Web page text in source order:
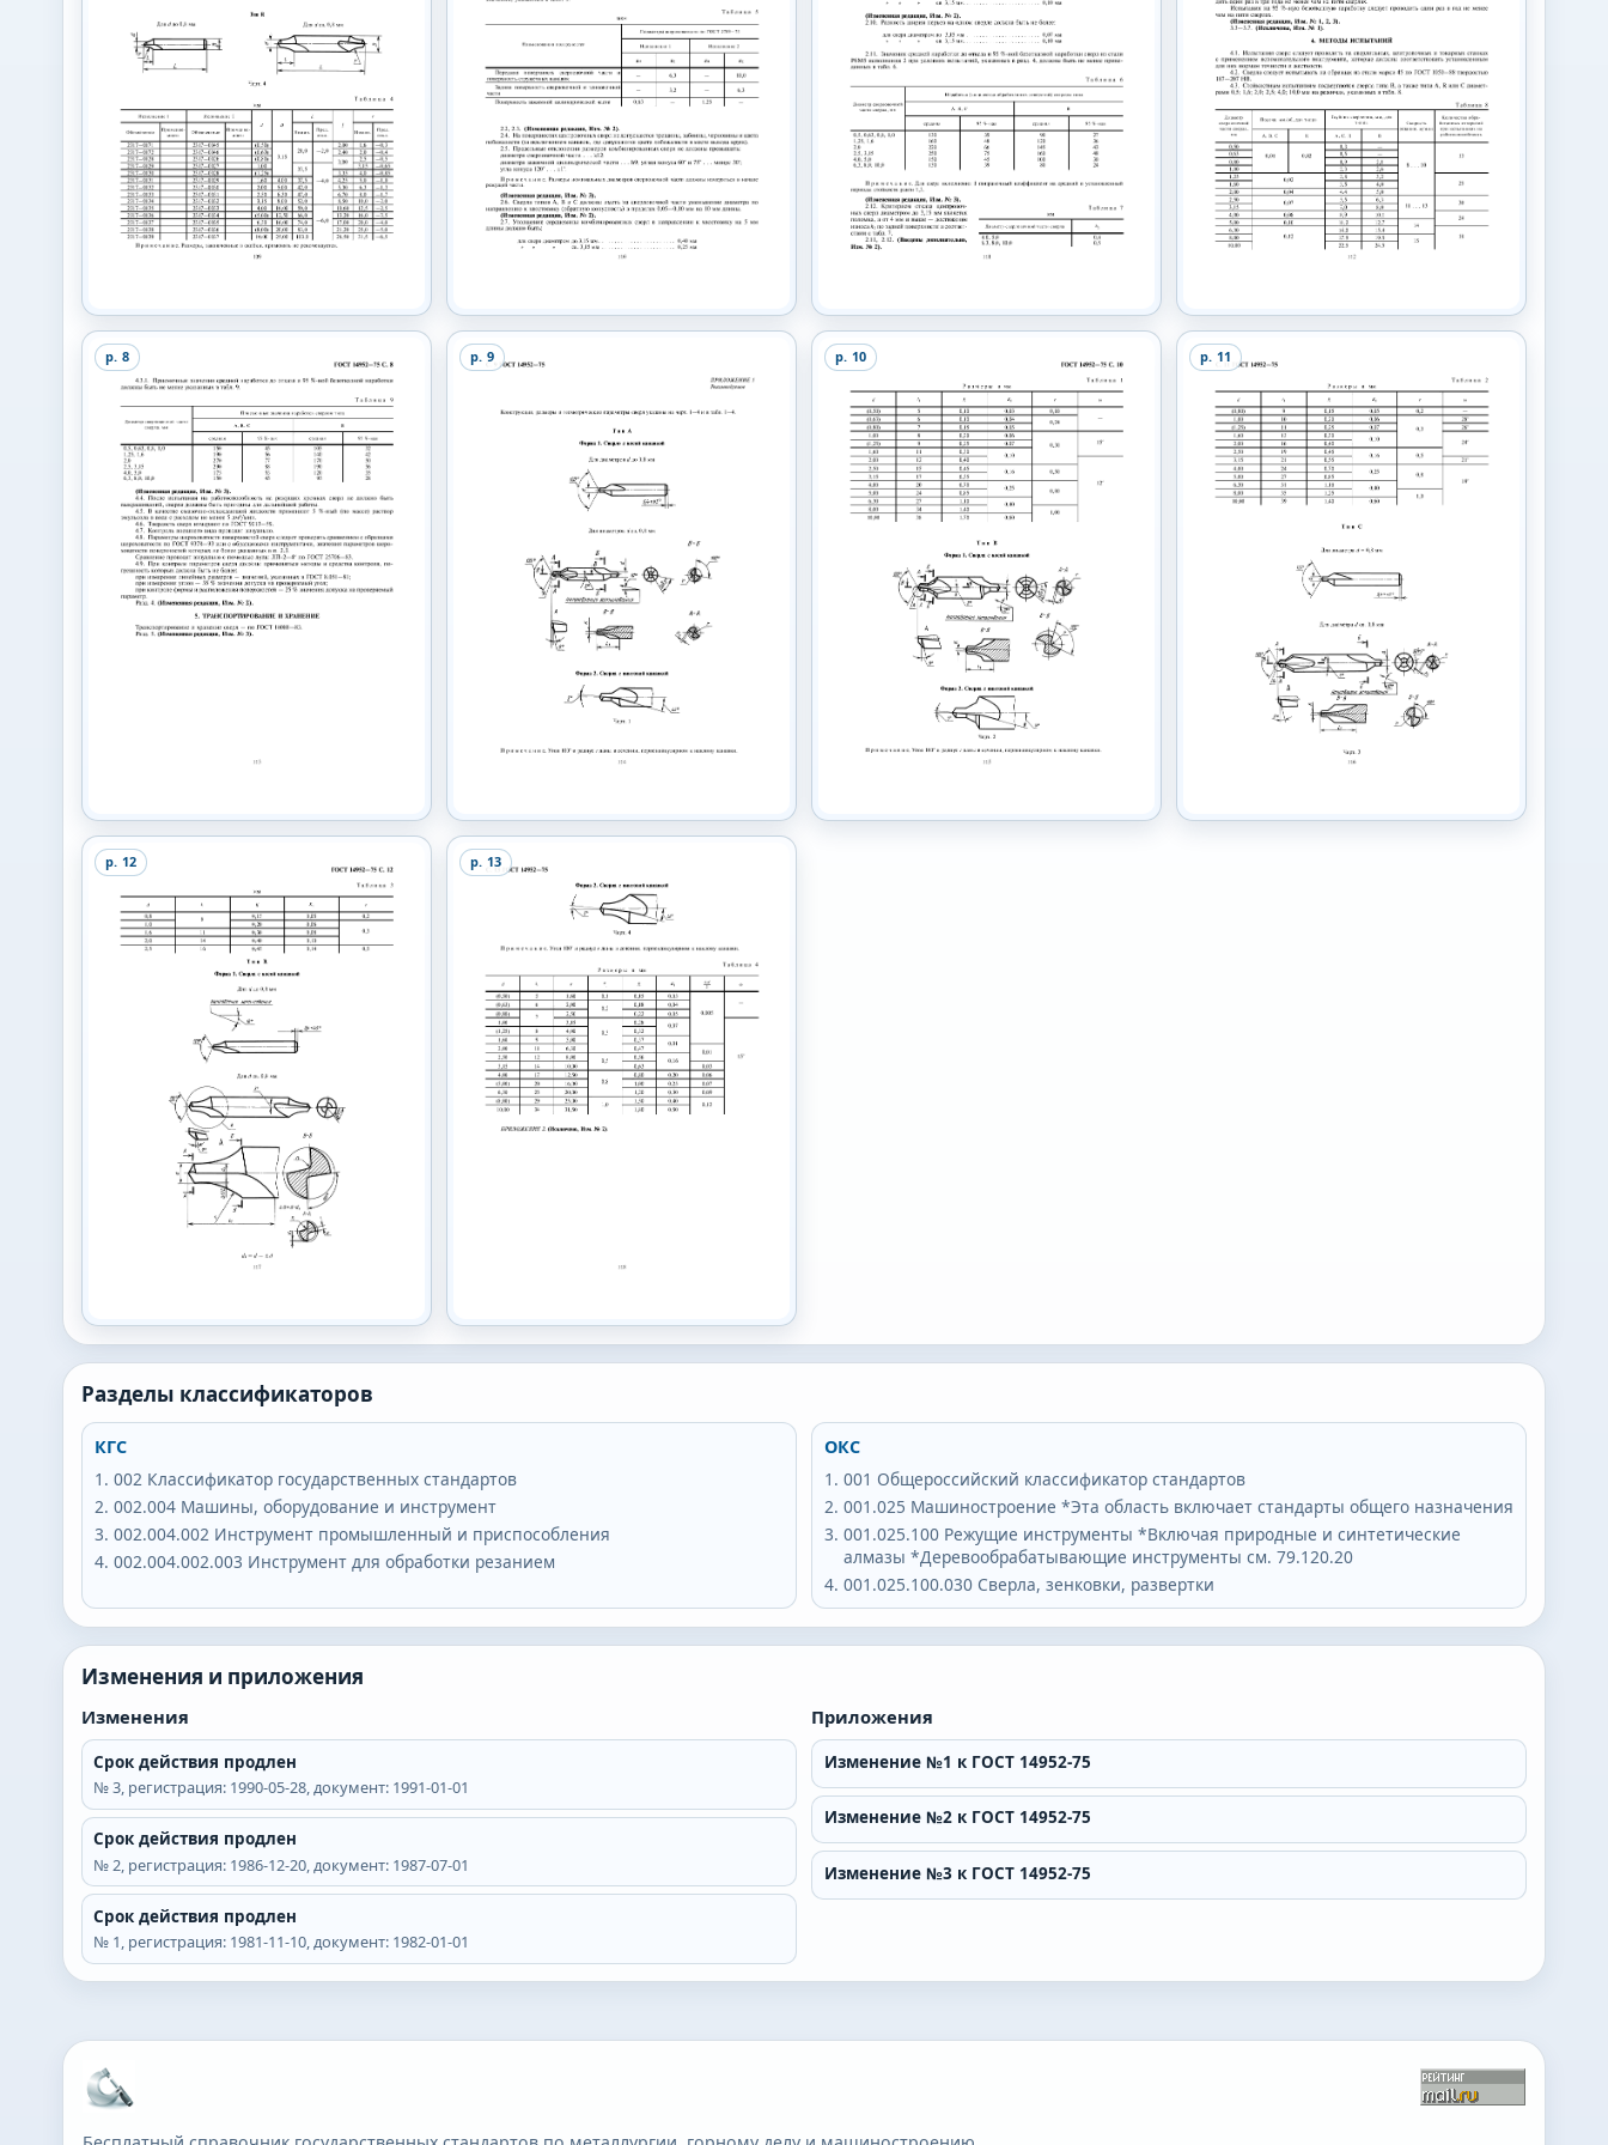
p. 8 p. 9 p. 10 p. 11
p. 12 p. 13
Разделы классификаторов
КГС
002 Классификатор государственных стандартов
002.004 Машины, оборудование и инструмент
002.004.002 Инструмент промышленный и приспособления
002.004.002.003 Инструмент для обработки резанием
ОКС
001 Общероссийский классификатор стандартов
001.025 Машиностроение *Эта область включает стандарты общего назначения
001.025.100 Режущие инструменты *Включая природные и синтетические
алмазы *Деревообрабатывающие инструменты см. 79.120.20
001.025.100.030 Сверла, зенковки, развертки
Изменения и приложения
Изменения
Срок действия продлен
№3, регистрация: 1990-05-28, документ: 1991-01-01
Срок действия продлен
№2, регистрация: 1986-12-20, документ: 1987-07-01
Срок действия продлен
№ 1, регистрация: 1981-11-10, документ: 1982-01-01
Приложения
Изменение №1 к ГОСТ 14952-75
Изменение №2 к ГОСТ 14952-75
Изменение №3 к ГОСТ 14952-75